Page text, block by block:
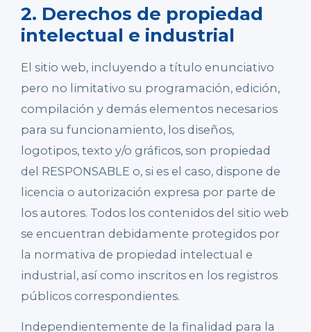
2. Derechos de propiedad
intelectual e industrial
El sitio web, incluyendo a título enunciativo
pero no limitativo su programación, edición,
compilación y demás elementos necesarios
para su funcionamiento, los diseños,
logotipos, texto y/o gráficos, son propiedad
del RESPONSABLE o, si es el caso, dispone de
licencia o autorización expresa por parte de
los autores. Todos los contenidos del sitio web
se encuentran debidamente protegidos por
la normativa de propiedad intelectual e
industrial, así como inscritos en los registros
públicos correspondientes.
Independientemente de la finalidad para la